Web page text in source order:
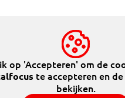
op 'Accepteren' om de
te accepteren en
bekijken.